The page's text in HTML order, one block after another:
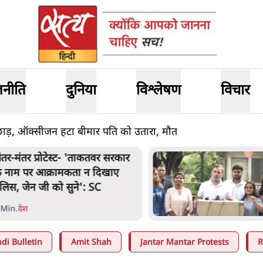
दुनिया विश्लेषण विचार
ऑक्सीजन हटा बीमार पति को उतारा, मौत
मंतर प्रोटेस्ट: 'युवाओं को
किया जा रहा है, पर मोदी-
में बोलने की हिम्मत नहीं'- राहुल
.देश
Bulletin Amit Shah Jantar Mantar Protests